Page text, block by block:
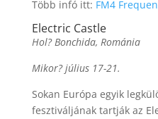
Több infó itt: FM4
Electric Castle
Hol? Bonchida, Románia
Mikor? július 17-21.
Sokan Európa egyik
fesztiváljának tartják az